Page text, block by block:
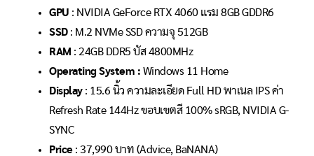
GPU : NVIDIA GeForce RTX 4060 แรม 8GB GDDR6
SSD : M.2 NVMe SSD ความจุ 512GB
RAM : 24GB DDR5 บัส 4800MHz
Operating System : Windows 11 Home
Display : 15.6 นิ้ว ความละเอียด Full HD พาเนล IPS ค่า
Refresh Rate 144Hz ขอบเขตสี 100% sRGB, NVIDIA G-
SYNC
Price : 37,990 บาท (Advice, BaNANA)